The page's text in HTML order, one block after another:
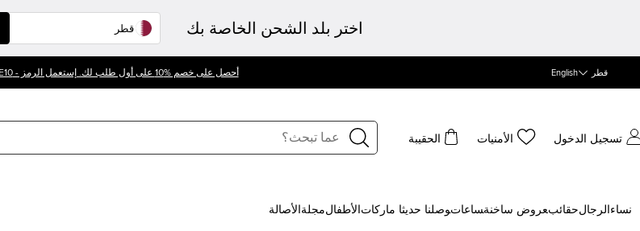
اختر بلد الشحن الخاصة بك
قطر English أحصل على خصم %10 على أول طلب لك. إستعمل الرمز - WELCOME10
تسجيل الدخول الأمنيات الحقيبة
نساء الرجالحقائب‍عروض ساخنة‍ساعات‍وصلنا حديثا ‍ ماركات الأطفالمجلة الأصالة